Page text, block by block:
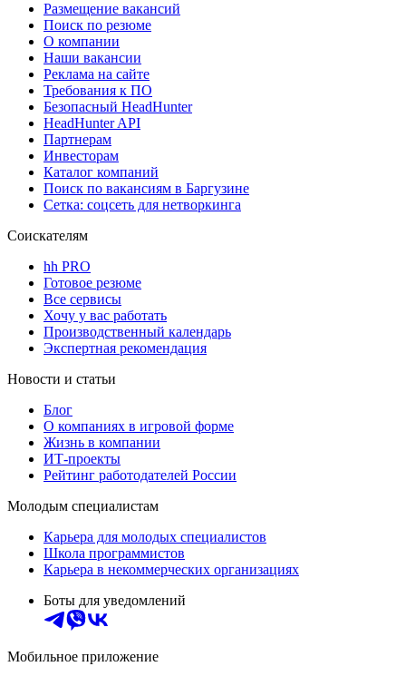
Размещение вакансий
Поиск по резюме
О компании
Наши вакансии
Реклама на сайте
Требования к ПО
Безопасный HeadHunter
HeadHunter API
Партнерам
Инвесторам
Каталог компаний
Поиск по вакансиям в Баргузине
Сетка: соцсеть для нетворкинга
Соискателям
hh PRO
Готовое резюме
Все сервисы
Хочу у вас работать
Производственный календарь
Экспертная рекомендация
Новости и статьи
Блог
О компаниях в игровой форме
Жизнь в компании
ИТ-проекты
Рейтинг работодателей России
Молодым специалистам
Карьера для молодых специалистов
Школа программистов
Карьера в некоммерческих организациях
Боты для уведомлений
Мобильное приложение